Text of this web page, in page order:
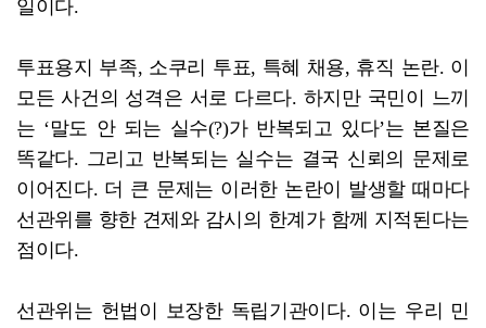
일이다.
투표용지 부족, 소쿠리 투표, 특혜 채용, 휴직 논란. 이
모든 사건의 성격은 서로 다르다. 하지만 국민이 느끼
는 ‘말도 안 되는 실수(?)가 반복되고 있다’는 본질은
똑같다. 그리고 반복되는 실수는 결국 신뢰의 문제로
이어진다. 더 큰 문제는 이러한 논란이 발생할 때마다
선관위를 향한 견제와 감시의 한계가 함께 지적된다는
점이다.
선관위는 헌법이 보장한 독립기관이다. 이는 우리 민